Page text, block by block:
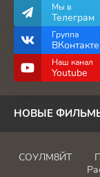
Мы в
Телеграм
Группа
ВКонтакте
Наш канал
Youtube
НОВЫЕ
СОУЛМ8ЙТ